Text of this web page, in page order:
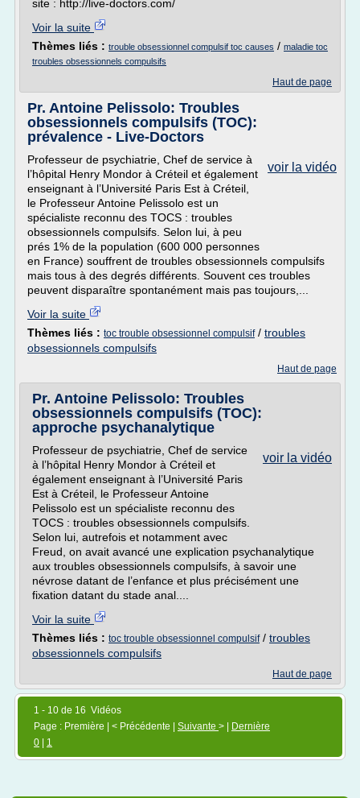
site : http://live-doctors.com/
Voir la suite
Thèmes liés : trouble obsessionnel compulsif toc causes / maladie toc
troubles obsessionnels compulsifs
Haut de page
Pr. Antoine Pelissolo: Troubles
obsessionnels compulsifs (TOC):
prévalence - Live-Doctors
voir la vidéo
Professeur de psychiatrie, Chef de service à
l’hôpital Henry Mondor à Créteil et également
enseignant à l’Université Paris Est à Créteil,
le Professeur Antoine Pelissolo est un
spécialiste reconnu des TOCS : troubles
obsessionnels compulsifs. Selon lui, à peu
prés 1% de la population (600 000 personnes
en France) souffrent de troubles obsessionnels compulsifs
mais tous à des degrés différents. Souvent ces troubles
peuvent disparaître spontanément mais pas toujours,...
Voir la suite
Thèmes liés : toc trouble obsessionnel compulsif/ troubles
obsessionnels compulsifs
Haut de page
Pr. Antoine Pelissolo: Troubles
obsessionnels compulsifs (TOC):
approche psychanalytique
voir la vidéo
Professeur de psychiatrie, Chef de service
à l’hôpital Henry Mondor à Créteil et
également enseignant à l’Université Paris
Est à Créteil, le Professeur Antoine
Pelissolo est un spécialiste reconnu des
TOCS : troubles obsessionnels compulsifs.
Selon lui, autrefois et notamment avec
Freud, on avait avancé une explication psychanalytique
aux troubles obsessionnels compulsifs, à savoir une
névrose datant de l’enfance et plus précisément une
fixation datant du stade anal....
Voir la suite
Thèmes liés : toc trouble obsessionnel compulsif/ troubles
obsessionnels compulsifs
Haut de page
1 - 10 de 16 Vidéos
Page : Première | < Précédente | Suivante > |
Dernière
0
1